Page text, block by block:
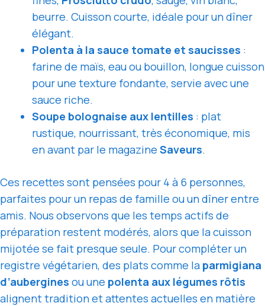
beurre. Cuisson courte, idéale pour un dîner
élégant.
Polenta à la sauce tomate et saucisses :
farine de maïs, eau ou bouillon, longue cuisson
pour une texture fondante, servie avec une
sauce riche.
Soupe bolognaise aux lentilles : plat
rustique, nourrissant, très économique, mis
en avant par le magazine Saveurs.
Ces recettes sont pensées pour 4 à 6 personnes,
parfaites pour un repas de famille ou un dîner entre
amis. Nous observons que les temps actifs de
préparation restent modérés, alors que la cuisson
mijotée se fait presque seule. Pour compléter un
registre végétarien, des plats comme la parmigiana
d’aubergines ou une polenta aux légumes rôtis
alignent tradition et attentes actuelles en matière